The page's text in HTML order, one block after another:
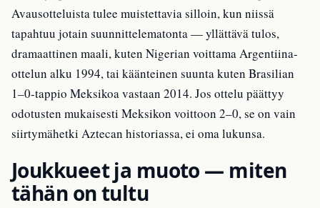
Avausotteluista tulee muistettavia silloin, kun niissä
tapahtuu jotain suunnittelematonta — yllättävä tulos,
dramaattinen maali, kuten Nigerian voittama Argentiina-
ottelun alku 1994, tai käänteinen suunta kuten Brasilian
1–0-tappio Meksikoa vastaan 2014. Jos ottelu päättyy
odotusten mukaisesti Meksikon voittoon 2–0, se on vain
siirtymähetki Aztecan historiassa, ei oma lukunsa.
Joukkueet ja muoto — miten
tähän on tultu